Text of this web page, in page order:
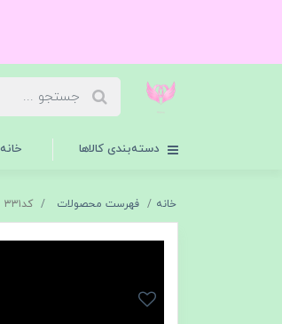
دسته‌بندی کالاها خانه
خانه فهرست محصولات كد٣٣١